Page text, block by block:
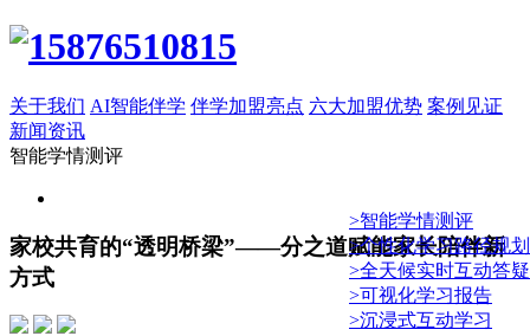
关于我们 AI智能伴学 伴学加盟亮点 六大加盟优势 案例见证
新闻资讯
智能学情测评
>智能学情测评
>个性化学习路径规划
>全天候实时互动答疑
>可视化学习报告
>沉浸式互动学习
家校共育的“透明桥梁”——分之道赋能家长陪伴新
方式